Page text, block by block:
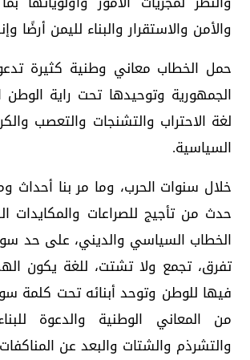
والأمن والاستقرار والبناء لليمن أرضًا
حمل الخطاب معاني وطنية كثيرة
الجمهورية وتوحيدها تحت راية الوطن
لغة الاحتراب والتشنجات والتعصب
السياسية.
خلال سنوات الحرب، وما مر بنا أحداث
حدث من تأجيج للصراعات والمكايدات
الخطاب السياسي والديني، على حد
تفرق، تجمع ولا تشتت، للغة يكون
فيها للوطن وتوحد أبنائه تحت كلمة
من المعاني الوطنية والدعوة
والتشرذم والشتات والبعد عن المناكفات